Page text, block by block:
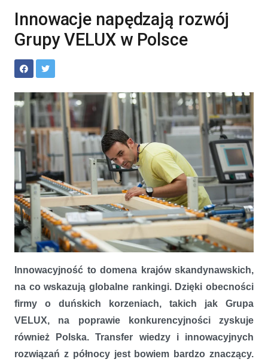
Innowacje napędzają rozwój
Grupy VELUX w Polsce
Innowacyjność to domena krajów skandynawskich,
na co wskazują globalne rankingi. Dzięki obecności
firmy o duńskich korzeniach, takich jak Grupa
VELUX, na poprawie konkurencyjności zyskuje
również Polska. Transfer wiedzy i innowacyjnych
rozwiązań z północy jest bowiem bardzo znaczący.